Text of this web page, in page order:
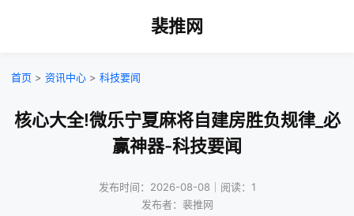
裴推网
首页 > 资讯中心 > 科技要闻
核心大全!微乐宁夏麻将自建房胜负规律_必
赢神器-科技要闻
发布时间：2026-08-08｜阅读：1
发布者：裴推网